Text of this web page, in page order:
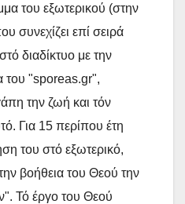
του εξωτερικού (στην
συνεχίζει επί σειρά
διαδίκτυο με την
του "sporeas.gr",
την ζωή και τόν
Για 15 περίπου έτη
του στό εξωτερικό,
βοήθεια του Θεού την
Τό έργο του Θεού